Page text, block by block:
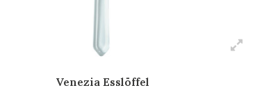
Venezia Esslöffel